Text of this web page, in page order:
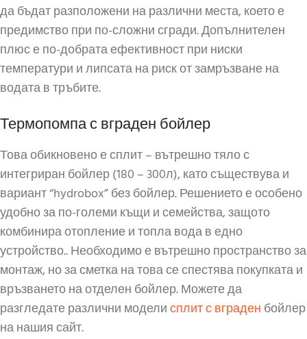
да бъдат разположени на различни места, което е
предимство при по-сложни сгради. Допълнителен
плюс е по-добрата ефективност при ниски
температури и липсата на риск от замръзване на
водата в тръбите.
Термопомпа с вграден бойлер
Това обикновено е сплит – вътрешно тяло с
интегриран бойлер (180 – 300л), като съществува и
вариант “hydrobox” без бойлер. Решението е особено
удобно за по-големи къщи и семейства, защото
комбинира отопление и топла вода в едно
устройство.. Необходимо е вътрешно пространство за
монтаж, но за сметка на това се спестява покупката и
връзването на отделен бойлер. Можете да
разгледате различни моделисплит с вграден бойлер
на нашия сайт.